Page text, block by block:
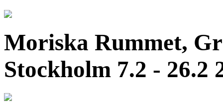
Moriska Rummet,
Stockholm 7.2 - 26.2